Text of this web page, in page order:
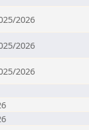
2026
2026
2026